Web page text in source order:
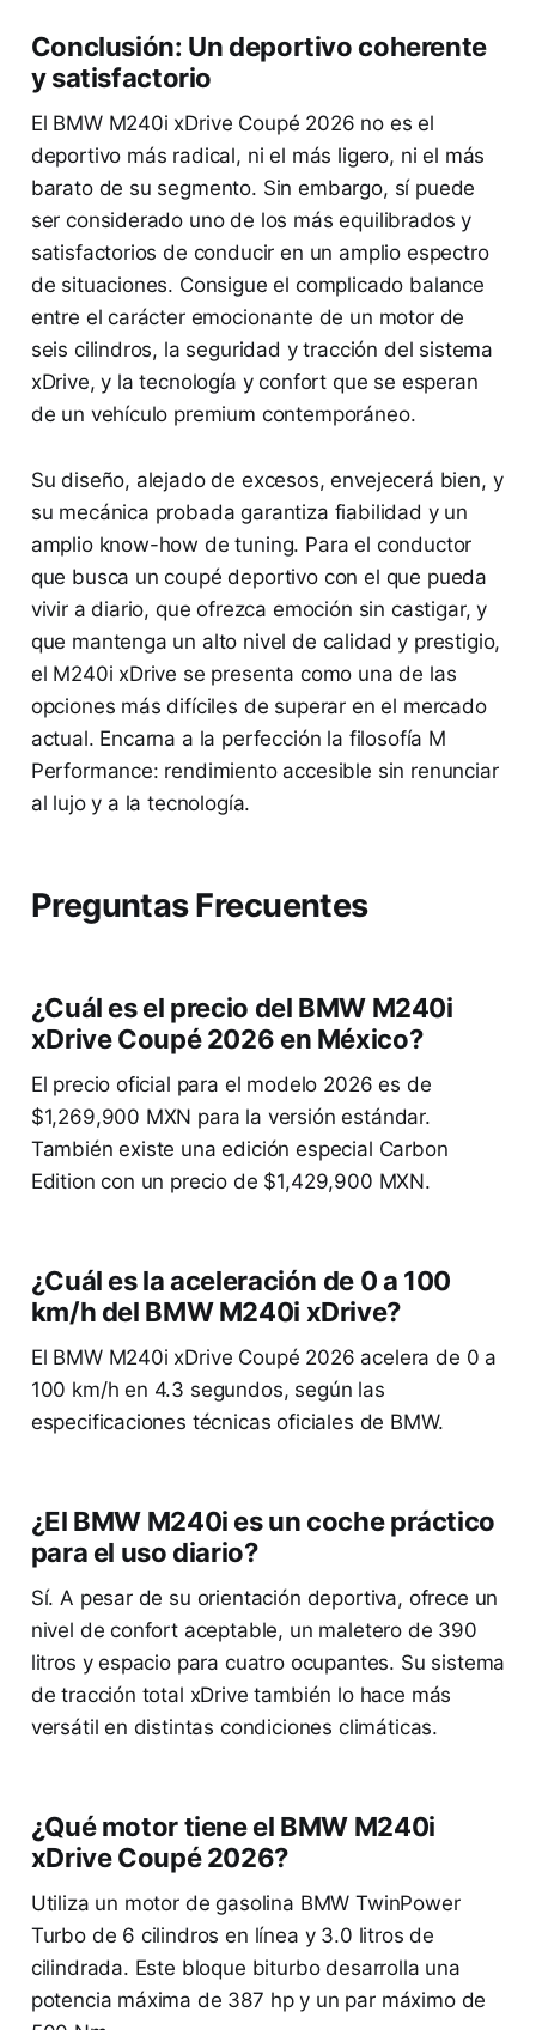
Conclusión: Un deportivo coherente
y satisfactorio
El BMW M240i xDrive Coupé 2026 no es el
deportivo más radical, ni el más ligero, ni el más
barato de su segmento. Sin embargo, sí puede
ser considerado uno de los más equilibrados y
satisfactorios de conducir en un amplio espectro
de situaciones. Consigue el complicado balance
entre el carácter emocionante de un motor de
seis cilindros, la seguridad y tracción del sistema
xDrive, y la tecnología y confort que se esperan
de un vehículo premium contemporáneo.
Su diseño, alejado de excesos, envejecerá bien, y
su mecánica probada garantiza fiabilidad y un
amplio know-how de tuning. Para el conductor
que busca un coupé deportivo con el que pueda
vivir a diario, que ofrezca emoción sin castigar, y
que mantenga un alto nivel de calidad y prestigio,
el M240i xDrive se presenta como una de las
opciones más difíciles de superar en el mercado
actual. Encarna a la perfección la filosofía M
Performance: rendimiento accesible sin renunciar
al lujo y a la tecnología.
Preguntas Frecuentes
¿Cuál es el precio del BMW M240i
xDrive Coupé 2026 en México?
El precio oficial para el modelo 2026 es de
$1,269,900 MXN para la versión estándar.
También existe una edición especial Carbon
Edition con un precio de $1,429,900 MXN.
¿Cuál es la aceleración de 0 a 100
km/h del BMW M240i xDrive?
El BMW M240i xDrive Coupé 2026 acelera de 0 a
100 km/h en 4.3 segundos, según las
especificaciones técnicas oficiales de BMW.
¿El BMW M240i es un coche práctico
para el uso diario?
Sí. A pesar de su orientación deportiva, ofrece un
nivel de confort aceptable, un maletero de 390
litros y espacio para cuatro ocupantes. Su sistema
de tracción total xDrive también lo hace más
versátil en distintas condiciones climáticas.
¿Qué motor tiene el BMW M240i
xDrive Coupé 2026?
Utiliza un motor de gasolina BMW TwinPower
Turbo de 6 cilindros en línea y 3.0 litros de
cilindrada. Este bloque biturbo desarrolla una
potencia máxima de 387 hp y un par máximo de